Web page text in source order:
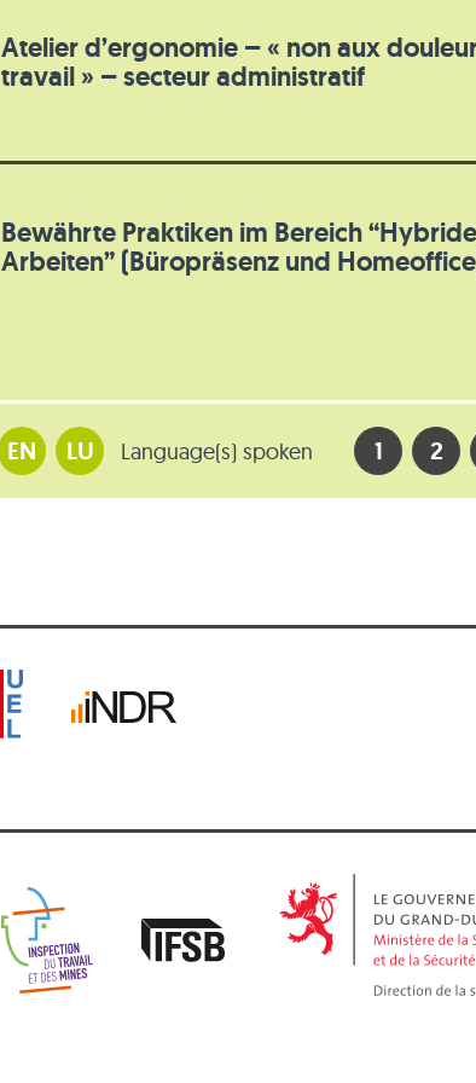
Atelier d’ergonomie – « non aux
travail » – secteur administratif
Bewährte Praktiken im Bereich
Arbeiten” (Büropräsenz und
EN LU Language(s) spoken 1 2